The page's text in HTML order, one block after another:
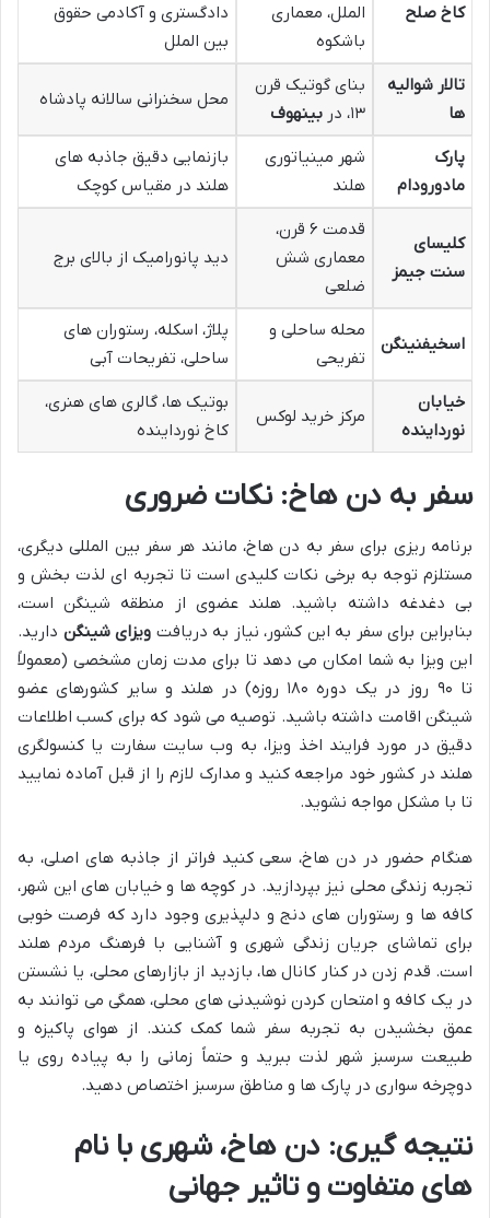
کاخ صلح
الملل، معماری
باشکوه
دادگستری و آکادمی حقوق
بین الملل
تالار شوالیه
ها
بنای گوتیک قرن
۱۳، در
بینهوف
محل سخنرانی سالانه پادشاه
پارک
مادورودام
شهر مینیاتوری
هلند
بازنمایی دقیق جاذبه های
هلند در مقیاس کوچک
کلیسای
سنت جیمز
قدمت ۶ قرن،
معماری شش
ضلعی
دید پانورامیک از بالای برج
اسخیفنینگن
محله ساحلی و
تفریحی
پلاژ، اسکله، رستوران های
ساحلی، تفریحات آبی
خیابان
نورداینده
مرکز خرید لوکس
بوتیک ها، گالری های هنری،
کاخ نورداینده
سفر به دن هاخ: نکات ضروری
برنامه ریزی برای سفر به دن هاخ، مانند هر سفر بین المللی دیگری،
مستلزم توجه به برخی نکات کلیدی است تا تجربه ای لذت بخش و
بی دغدغه داشته باشید. هلند عضوی از منطقه شینگن است،
بنابراین برای سفر به این کشور، نیاز به دریافت ویزای شینگن دارید.
این ویزا به شما امکان می دهد تا برای مدت زمان مشخصی (معمولاً
تا ۹۰ روز در یک دوره ۱۸۰ روزه) در هلند و سایر کشورهای عضو
شینگن اقامت داشته باشید. توصیه می شود که برای کسب اطلاعات
دقیق در مورد فرایند اخذ ویزا، به وب سایت سفارت یا کنسولگری
هلند در کشور خود مراجعه کنید و مدارک لازم را از قبل آماده نمایید
تا با مشکل مواجه نشوید.
هنگام حضور در دن هاخ، سعی کنید فراتر از جاذبه های اصلی، به
تجربه زندگی محلی نیز بپردازید. در کوچه ها و خیابان های این شهر،
کافه ها و رستوران های دنج و دلپذیری وجود دارد که فرصت خوبی
برای تماشای جریان زندگی شهری و آشنایی با فرهنگ مردم هلند
است. قدم زدن در کنار کانال ها، بازدید از بازارهای محلی، یا نشستن
در یک کافه و امتحان کردن نوشیدنی های محلی، همگی می توانند به
عمق بخشیدن به تجربه سفر شما کمک کنند. از هوای پاکیزه و
طبیعت سرسبز شهر لذت ببرید و حتماً زمانی را به پیاده روی یا
دوچرخه سواری در پارک ها و مناطق سرسبز اختصاص دهید.
نتیجه گیری: دن هاخ، شهری با نام
های متفاوت و تاثیر جهانی